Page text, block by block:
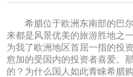
希腊位于欧洲东南部的巴尔
来都是风景优美的旅游胜地之
为我了欧洲地区首屈一指的投
愈加的受国内的投资者喜爱。
的？为什么国人如此青睐希腊